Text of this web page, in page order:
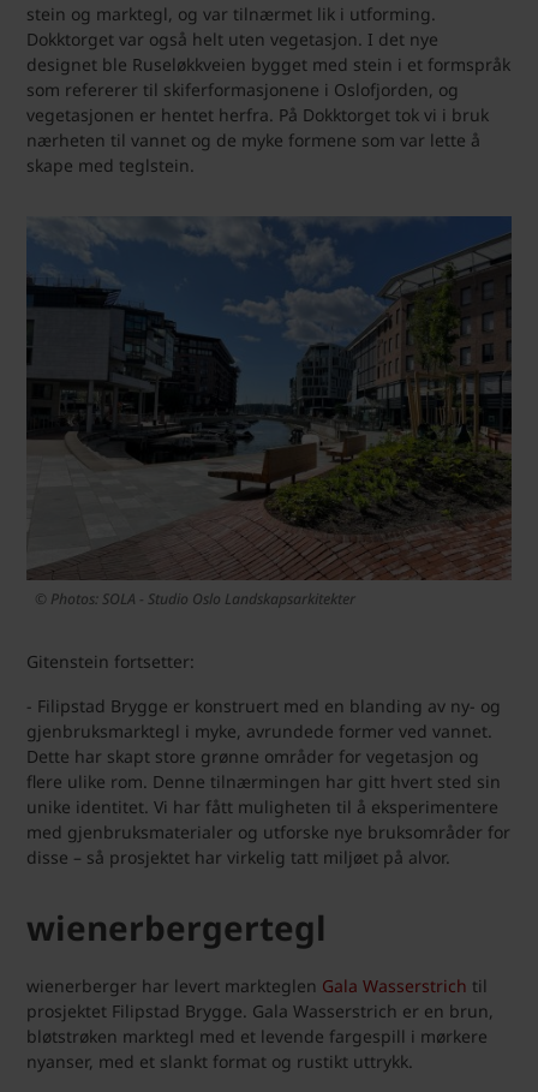
stein og marktegl, og var tilnærmet lik i utforming.
Dokktorget var også helt uten vegetasjon. I det nye
designet ble Ruseløkkveien bygget med stein i et formspråk
som refererer til skiferformasjonene i Oslofjorden, og
vegetasjonen er hentet herfra. På Dokktorget tok vi i bruk
nærheten til vannet og de myke formene som var lette å
skape med teglstein.
© Photos: SOLA - Studio Oslo Landskapsarkitekter
Gitenstein fortsetter:
- Filipstad Brygge er konstruert med en blanding av ny- og
gjenbruksmarktegl i myke, avrundede former ved vannet.
Dette har skapt store grønne områder for vegetasjon og
flere ulike rom. Denne tilnærmingen har gitt hvert sted sin
unike identitet. Vi har fått muligheten til å eksperimentere
med gjenbruksmaterialer og utforske nye bruksområder for
disse – så prosjektet har virkelig tatt miljøet på alvor.
wienerbergertegl
wienerberger har levert markteglen Gala Wasserstrich til
prosjektet Filipstad Brygge. Gala Wasserstrich er en brun,
bløtstrøken marktegl med et levende fargespill i mørkere
nyanser, med et slankt format og rustikt uttrykk.